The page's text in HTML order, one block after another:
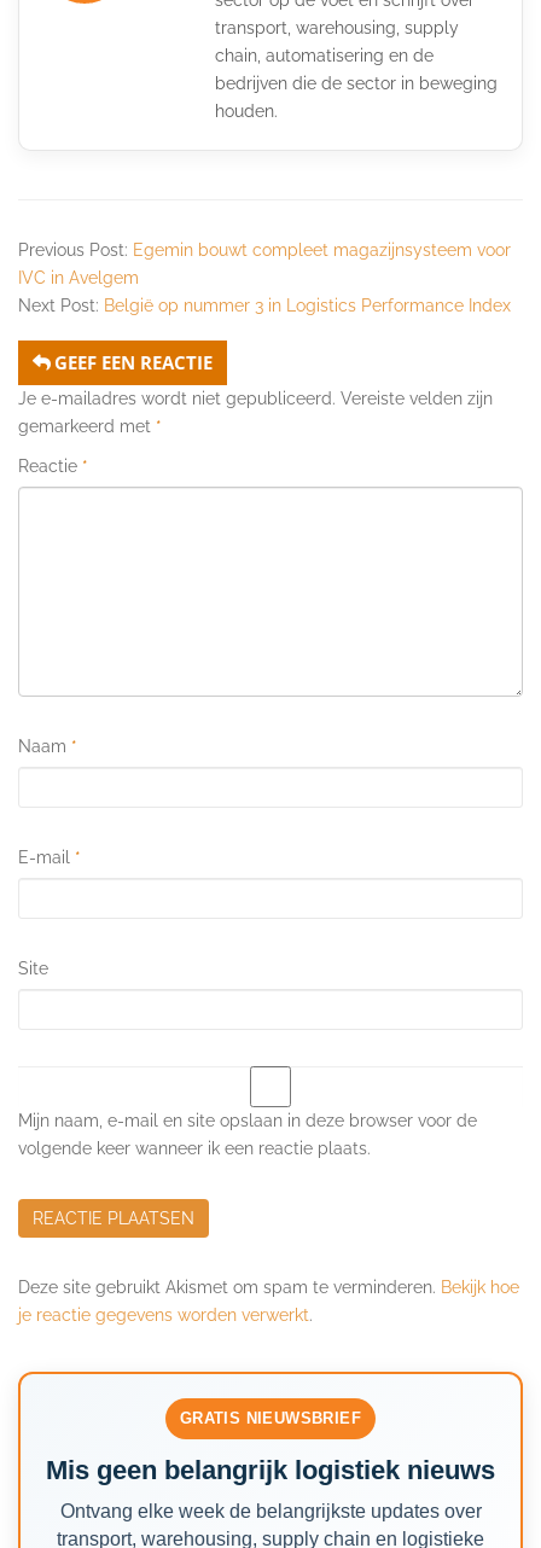
transport, warehousing, supply
chain, automatisering en de
bedrijven die de sector in beweging
houden.
Previous Post: Egemin bouwt compleet magazijnsysteem voor
IVC in Avelgem
Next Post: België op nummer 3 in Logistics Performance Index
GEEF EEN REACTIE
Je e-mailadres wordt niet gepubliceerd. Vereiste velden zijn
gemarkeerd met *
Reactie *
Naam *
E-mail *
Site
Mijn naam, e-mail en site opslaan in deze browser voor de
volgende keer wanneer ik een reactie plaats.
Deze site gebruikt Akismet om spam te verminderen. Bekijk hoe
je reactie gegevens worden verwerkt.
GRATIS NIEUWSBRIEF
Mis geen belangrijk logistiek nieuws
Ontvang elke week de belangrijkste updates over
transport, warehousing, supply chain en logistieke